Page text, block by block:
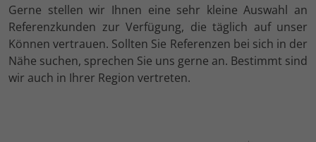
Gerne stellen wir Ihnen eine sehr kleine Auswahl an
Referenzkunden zur Verfügung, die täglich auf unser
Können vertrauen. Sollten Sie Referenzen bei sich in der
Nähe suchen, sprechen Sie uns gerne an. Bestimmt sind
wir auch in Ihrer Region vertreten.